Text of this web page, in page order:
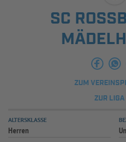
INFOTHEK
SC
ZUM
ZUR LIGA
ALTERSKLASSE
Herren